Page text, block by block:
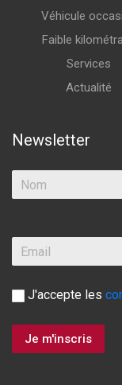
Véhicule
Faible
Services
Actualité
Newsletter
J'accepte les